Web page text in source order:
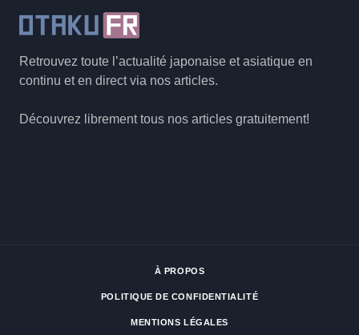
Retrouvez toute l’actualité japonaise et asiatique en
continu et en direct via nos articles.
Découvrez librement tous nos articles gratuitement!
À PROPOS
POLITIQUE DE CONFIDENTIALITÉ
MENTIONS LÉGALES